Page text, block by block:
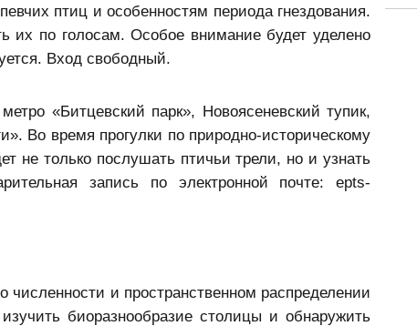
птиц и особенностям периода гнездования.
их по голосам. Особое внимание будет уделено
Вход свободный.
«Битцевский парк», Новоясеневский тупик,
Во время прогулки по природно-историческому
не только послушать птичьи трели, но и узнать
запись по электронной почте: epts-
и пространственном распределении
биоразнообразие столицы и обнаружить